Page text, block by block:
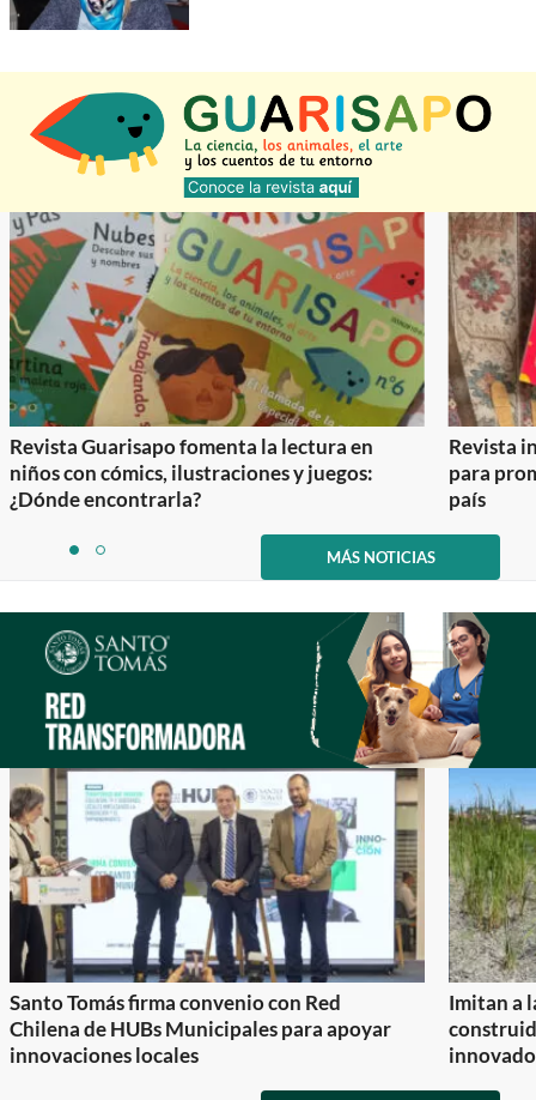
Revista Guarisapo fomenta la lectura en
niños con cómics, ilustraciones y juegos:
¿Dónde encontrarla?
Revista
para
país
itemitem
2
MÁS NOTICIAS
Santo Tomás firma convenio con Red
Chilena de HUBs Municipales para apoyar
innovaciones locales
Imitan a